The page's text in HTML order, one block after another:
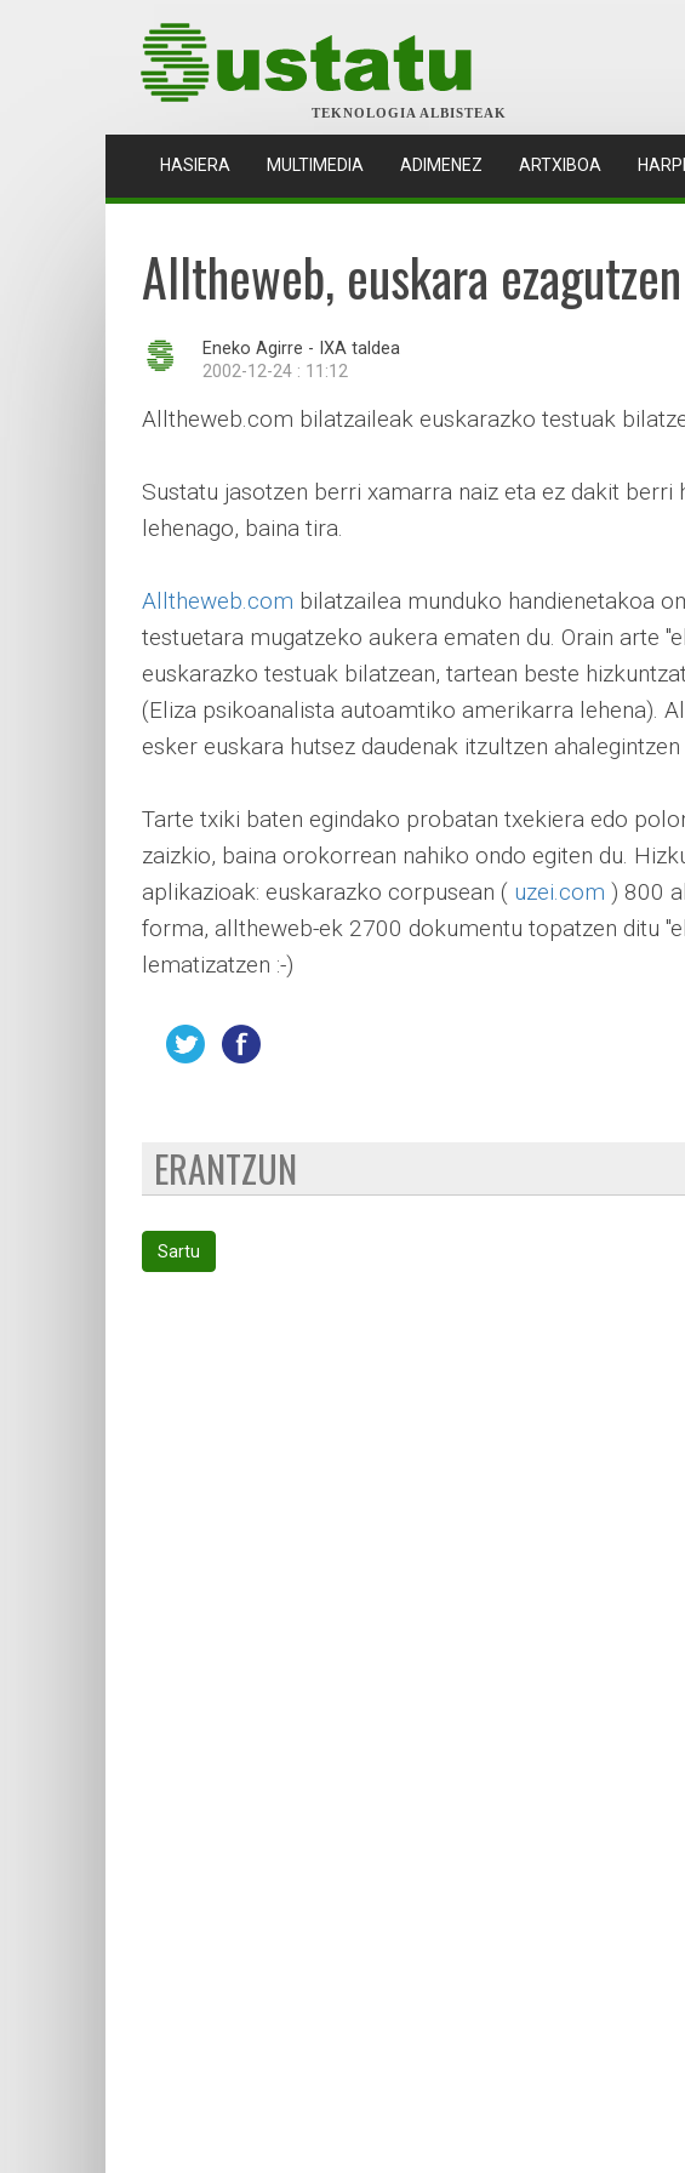
TEKNOLOGIA ALBISTEAK
HASIERA (CURRENT)
MULTIMEDIA ADIMENEZ ARTXIBOA
Alltheweb, euskara
Eneko Agirre - IXA taldea
2002-12-24 : 11:12
Alltheweb.com bilatzaileak euskarazko testuak
Sustatu jasotzen berri xamarra naiz eta ez dakit berri
lehenago, baina tira.
Alltheweb.com bilatzailea munduko handienetakoa
testuetara mugatzeko aukera ematen du. Orain arte
euskarazko testuak bilatzean, tartean beste
(Eliza psikoanalista autoamtiko amerikarra lehena).
esker euskara hutsez daudenak itzultzen ahalegintzen
Tarte txiki baten egindako probatan txekiera edo
zaizkio, baina orokorrean nahiko ondo egiten du.
aplikazioak: euskarazko corpusean ( uzei.com ) 800
forma, alltheweb-ek 2700 dokumentu topatzen ditu
lematizatzen :-)
ERANTZUN
Sartu